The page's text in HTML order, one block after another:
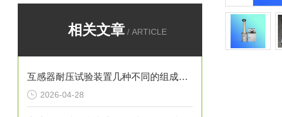
相关文章 / ARTICLE
互感器耐压试验装置几种不同的组成结构
2026-04-28